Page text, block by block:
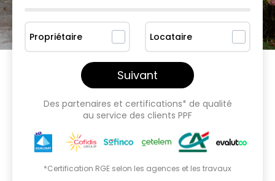
Propriétaire Locataire
Suivant
Des partenaires et certifications* de qualité
au service des clients PPF
*Certification RGE selon les agences et les travaux